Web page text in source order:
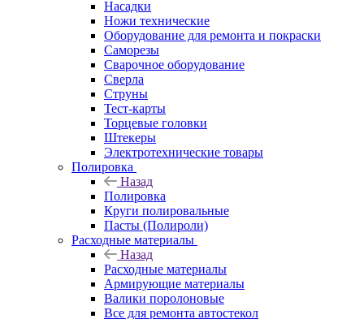
Насадки
Ножи технические
Оборудование для ремонта и покраски
Саморезы
Сварочное оборудование
Сверла
Струны
Тест-карты
Торцевые головки
Штекеры
Электротехнические товары
Полировка
Назад
Полировка
Круги полировальные
Пасты (Полироли)
Расходные материалы
Назад
Расходные материалы
Армирующие материалы
Валики поролоновые
Все для ремонта автостекол